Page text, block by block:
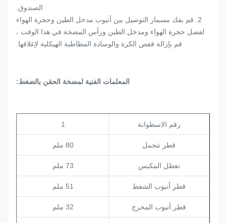
الصندوق.
2. قم بفك مسمار التوصيل بين أنبوب مدخل الطين وحجرة الهواء
لفصل حجرة الهواء ومدخل الطين ورأس المضخة.في هذا الوقت ،
قم بإزالة قفص الكرة والوسادة المطاطية الهيكلية لإغلاقها.
المعلمات الفنية لمضخة الحقن بالضغط:
رقم الاسطوانة
قطر تتحمل
تعطل المكبس
قطر أنبوب الشفط
قطر أنبوب المخرج